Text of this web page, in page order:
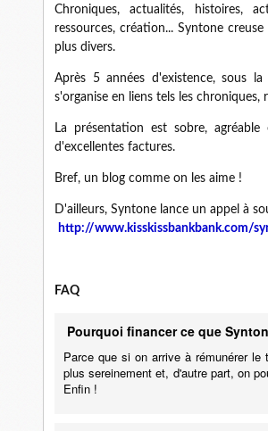
Chroniques, actualités, histoires,
ressources, création... Syntone
plus divers.
Après 5 années d'existence, sous
s'organise en liens tels les
La présentation est sobre,
d'excellentes factures.
Bref, un blog comme on les aime !
D'ailleurs, Syntone lance un appel à
http://www.kisskissbankbank.com/
FAQ
Pourquoi financer ce que
Parce que si on arrive à rémunérer
plus sereinement et, d'autre part, on
Enfin !